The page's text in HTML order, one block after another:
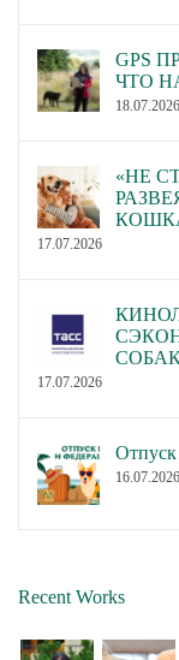
GPS
ЧТО
18.07.2026
«НЕ
17.07.2026
17.07.2026
16.07.2026
Recent Works